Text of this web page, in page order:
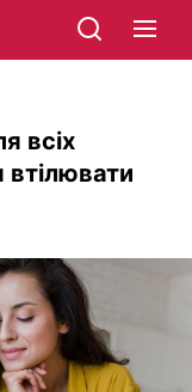
всіх
втілювати